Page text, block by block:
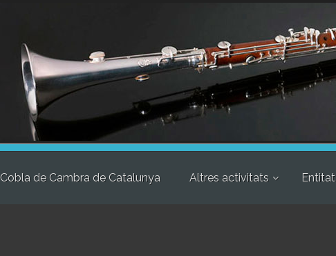
Cobla de Cambra de Catalunya Altres activitats Entitat